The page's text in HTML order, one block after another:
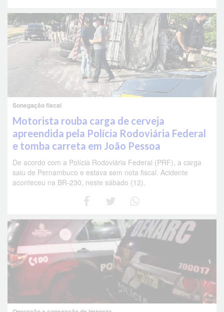
Sonegação fiscal
Motorista rouba carga de cerveja
apreendida pela Polícia Rodoviária Federal
e tomba carreta em João Pessoa
De acordo com a Polícia Rodoviária Federal (PRF), a carga
saiu de Pernambuco e estava sem nota fiscal. Acidente
aconteceu na BR-230, neste sábado (12).